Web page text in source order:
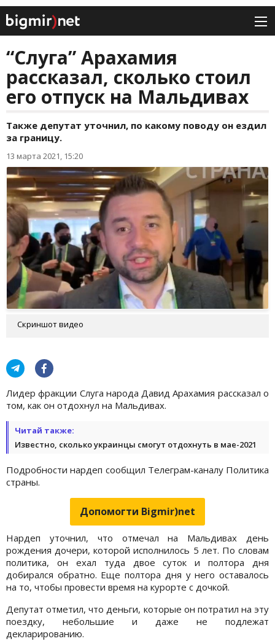
“Слуга” Арахамия
рассказал, сколько стоил
его отпуск на Мальдивах
Также депутат уточнил, по какому поводу он ездил
за границу.
13 марта 2021, 15:20
Скриншот видео
Лидер фракции Слуга народа Давид Арахамия рассказал о
том, как он отдохнул на Мальдивах.
Читай также:
Известно, сколько украинцы смогут отдохнуть в мае-2021
Подробности нардеп сообщил Телеграм-каналу Политика
страны.
Допомогти Bigmir)net
Нардеп уточнил, что отмечал на Мальдивах день
рождения дочери, которой исполнилось 5 лет. По словам
политика, он ехал туда двое суток и полтора дня
добирался обратно. Еще полтора дня у него оставалось
на то, чтобы провести время на курорте с дочкой.
Депутат отметил, что деньги, которые он потратил на эту
поездку, небольшие и даже не подлежат
декларированию.